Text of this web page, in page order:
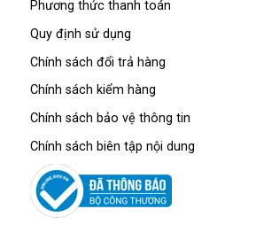
Phương thức thanh toán
Quy định sử dụng
Chính sách đổi trả hàng
Chính sách kiểm hàng
Chính sách bảo vệ thông tin
Chính sách biên tập nội dung